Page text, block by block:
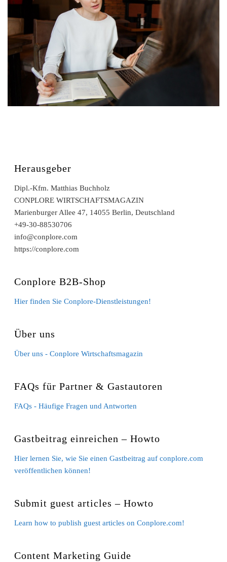
Herausgeber
Dipl.-Kfm. Matthias Buchholz
CONPLORE WIRTSCHAFTSMAGAZIN
Marienburger Allee 47, 14055 Berlin, Deutschland
+49-30-88530706
info@conplore.com
https://conplore.com
Conplore B2B-Shop
Hier finden Sie Conplore-Dienstleistungen!
Über uns
Über uns - Conplore Wirtschaftsmagazin
FAQs für Partner & Gastautoren
FAQs - Häufige Fragen und Antworten
Gastbeitrag einreichen – Howto
Hier lernen Sie, wie Sie einen Gastbeitrag auf conplore.com
veröffentlichen können!
Submit guest articles – Howto
Learn how to publish guest articles on Conplore.com!
Content Marketing Guide